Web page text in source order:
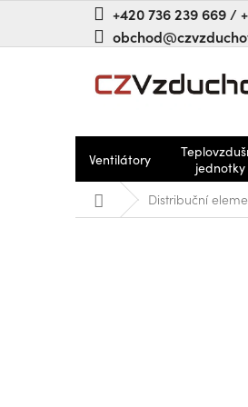
+420 736 239 669 /
Ventilátory
jednotky
Domů Distribuční